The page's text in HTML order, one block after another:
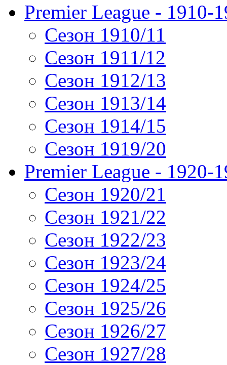
Premier League - 1910-
Сезон 1910/11
Сезон 1911/12
Сезон 1912/13
Сезон 1913/14
Сезон 1914/15
Сезон 1919/20
Premier League - 1920-
Сезон 1920/21
Сезон 1921/22
Сезон 1922/23
Сезон 1923/24
Сезон 1924/25
Сезон 1925/26
Сезон 1926/27
Сезон 1927/28